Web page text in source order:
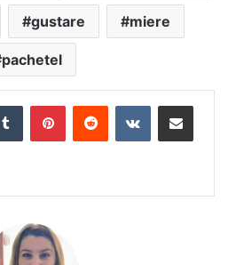
gustare miere
pachetel